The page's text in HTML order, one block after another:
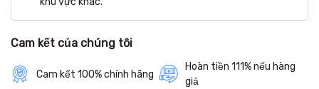
Cam kết của chúng tôi
Cam kết 100% chính hãng
Hoàn tiền 111% nếu hàng
giả